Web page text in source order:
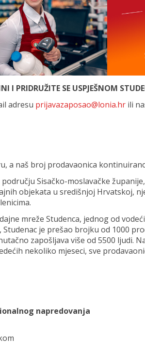
I PRIDRUŽITE SE USPJEŠNOM
adresu prijavazaposao@lonia.hr ili
a naš broj prodavaonica
Sisačko-moslavačke
objekata u središnjoj Hrvatskoj,
mreže Studenca, jednog od
je prešao brojku od 1000
zapošljava više od 5500 ljudi.
nekoliko mjeseci, sve
napredovanja